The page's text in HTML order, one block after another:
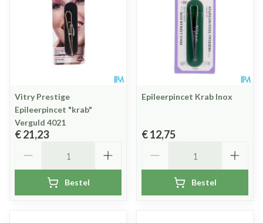
Vitry Prestige
Epileerpincet "krab"
Verguld 4021
€ 21,23
Bestel
Epileerpincet Krab Inox
€ 12,75
Bestel